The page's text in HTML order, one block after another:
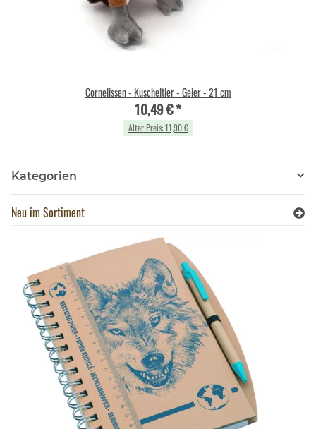
Cornelissen - Kuscheltier - Geier - 21 cm
10,49 €*
Alter Preis:11,90 €
Kategorien
Neu im Sortiment